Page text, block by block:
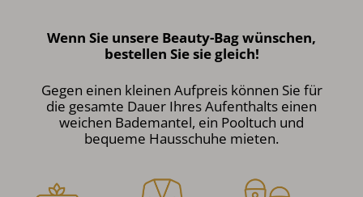
Wenn Sie unsere Beauty-Bag wünschen,
bestellen Sie sie gleich!
Gegen einen kleinen Aufpreis können Sie für
die gesamte Dauer Ihres Aufenthalts einen
weichen Bademantel, ein Pooltuch und
bequeme Hausschuhe mieten.